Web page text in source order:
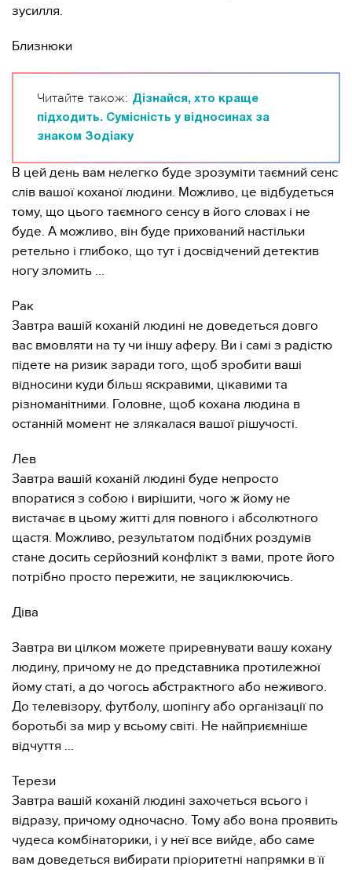
зусилля.
Близнюки
Читайте також: Дізнайся, хто краще
підходить. Сумісність у відносинах за
знаком Зодіаку
В цей день вам нелегко буде зрозуміти таємний сенс
слів вашої коханої людини. Можливо, це відбудеться
тому, що цього таємного сенсу в його словах і не
буде. А можливо, він буде прихований настільки
ретельно і глибоко, що тут і досвідчений детектив
ногу зломить ...
Рак
Завтра вашій коханій людині не доведеться довго
вас вмовляти на ту чи іншу аферу. Ви і самі з радістю
підете на ризик заради того, щоб зробити ваші
відносини куди більш яскравими, цікавими та
різноманітними. Головне, щоб кохана людина в
останній момент не злякалася вашої рішучості.
Лев
Завтра вашій коханій людині буде непросто
впоратися з собою і вирішити, чого ж йому не
вистачає в цьому житті для повного і абсолютного
щастя. Можливо, результатом подібних роздумів
стане досить серйозний конфлікт з вами, проте його
потрібно просто пережити, не зациклюючись.
Діва
Завтра ви цілком можете приревнувати вашу кохану
людину, причому не до представника протилежної
йому статі, а до чогось абстрактного або неживого.
До телевізору, футболу, шопінгу або організації по
боротьбі за мир у всьому світі. Не найприємніше
відчуття ...
Терези
Завтра вашій коханій людині захочеться всього і
відразу, причому одночасно. Тому або вона проявить
чудеса комбінаторики, і у неї все вийде, або саме
вам доведеться вибирати пріоритетні напрямки в її